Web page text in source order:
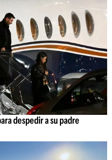
despedir a su padre